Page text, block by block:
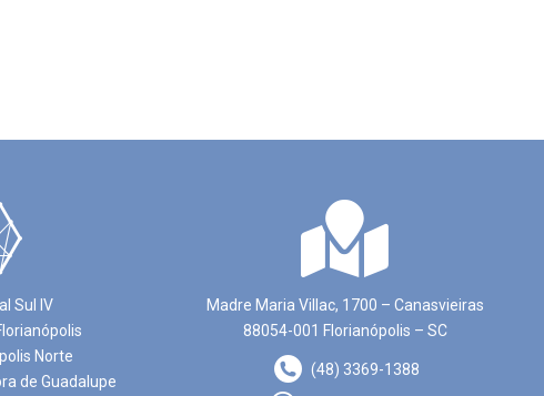
Sul IV
Norte
de Guadalupe
Madre Maria Villac, 1700 – Canasvieiras
88054-001 Florianópolis – SC
(48) 3369-1388